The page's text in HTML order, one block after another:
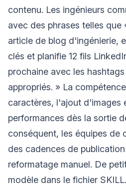
contenu. Les ingénieurs
avec des phrases telles que
article de blog d'ingénierie,
clés et planifie 12 fils
prochaine avec les
appropriés. » La
caractères, l'ajout d'images
performances dès la sortie
conséquent, les équipes de
des cadences de
reformatage manuel. De
modèle dans le fichier